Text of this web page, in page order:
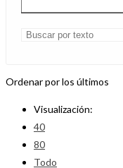
Ordenar por los últimos
Visualización:
40
80
Todo